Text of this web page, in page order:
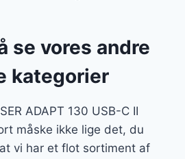
se vores andre
kategorier
ADAPT 130 USB-C II
måske ikke lige det, du
vi har et flot sortiment af